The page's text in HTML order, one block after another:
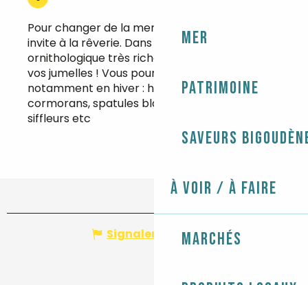
Mer
Patrimoine
Saveurs
À voir / À faire
Marchés
Pour changer de la mer, cet environnement
invite à la rêverie. Dans cette zone
ornithologique très riche, pensez à prendre
vos jumelles ! Vous pourrez observez
notamment en hiver : hérons, mouettes,
cormorans, spatules blanches, canards
siffleurs etc
Signaler une erreur